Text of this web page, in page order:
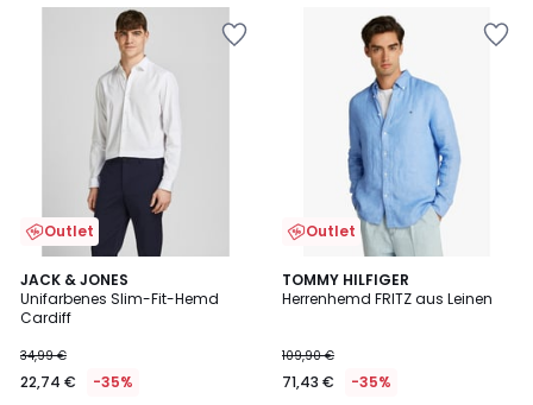
Outlet
JACK & JONES
Unifarbenes Slim-Fit-Hemd
Cardiff
34,99 €
22,74 € -35%
4
/
5
Outlet
TOMMY HILFIGER
Herrenhemd FRITZ aus Leinen
109,90 €
71,43 € -35%
5
/